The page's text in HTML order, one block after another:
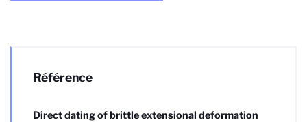
Référence
Direct dating of brittle extensional deformation